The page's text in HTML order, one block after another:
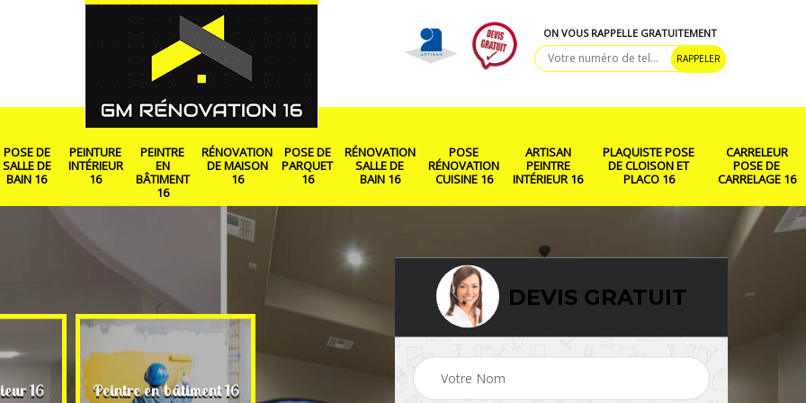
ON VOUS RAPPELLE GRATUITEMENT
POSE DE
SALLE DE
BAIN 16
PEINTURE
INTÉRIEUR
16
PEINTRE
EN
BÂTIMENT
16
RÉNOVATION
DE MAISON
16
POSE DE
PARQUET
16
RÉNOVATION
SALLE DE
BAIN 16
POSE
RÉNOVATION
CUISINE 16
ARTISAN
PEINTRE
INTÉRIEUR 16
PLAQUISTE POSE
DE CLOISON ET
PLACO 16
CARRELEUR
POSE DE
CARRELAGE 16
16 Peintre en bâtiment 16 Rénovation de maison Pose de parquet 16 Rénovation salle de
DEVIS GRATUIT